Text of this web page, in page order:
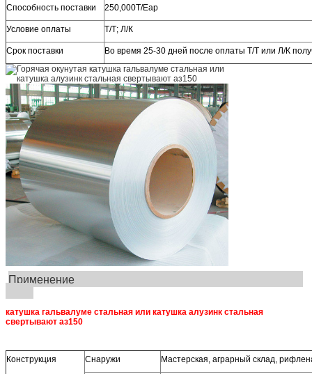
Способность поставки 250,000Т/Еар
Условие оплаты Т/Т; Л/К
Срок поставки Во время 25-30 дней после оплаты Т/Т или Л/К
Применение
катушка гальвалуме стальная или катушка алузинк стальная
свертывают аз150
Конструкция Снаружи Мастерская, аграрный склад,